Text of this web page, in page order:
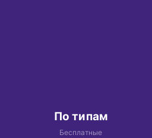
По типам
Бесплатные